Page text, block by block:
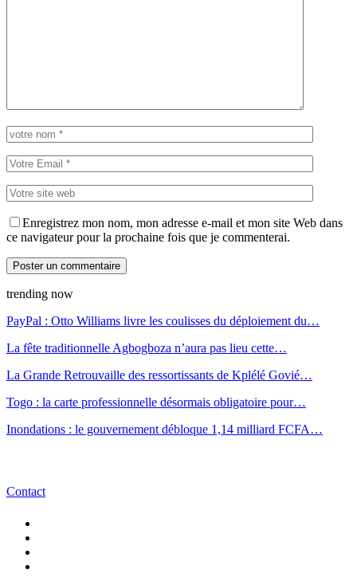
Enregistrez mon nom, mon adresse e-mail et mon site Web dans
ce navigateur pour la prochaine fois que je commenterai.
trending now
PayPal : Otto Williams livre les coulisses du déploiement du…
La fête traditionnelle Agbogboza n’aura pas lieu cette…
La Grande Retrouvaille des ressortissants de Kplélé Govié…
Togo : la carte professionnelle désormais obligatoire pour…
Inondations : le gouvernement débloque 1,14 milliard FCFA…
Contact